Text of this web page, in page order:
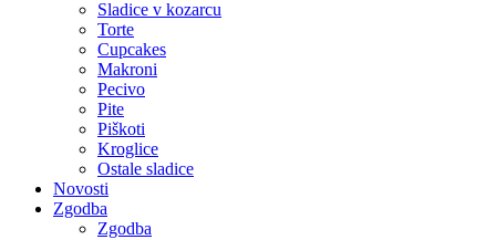
Sladice v kozarcu
Torte
Cupcakes
Makroni
Pecivo
Pite
Piškoti
Kroglice
Ostale sladice
Novosti
Zgodba
Zgodba